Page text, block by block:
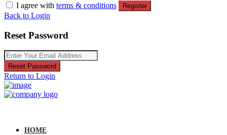
I agree with terms & conditions Register
Back to Login
Reset Password
Reset Password
Return to Login
HOME